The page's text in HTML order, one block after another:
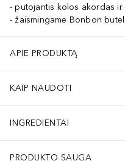
putojantis kolos akordas ir
žaismingame Bonbon
APIE PRODUKTĄ
KAIP NAUDOTI
INGREDIENTAI
PRODUKTO SAUGA